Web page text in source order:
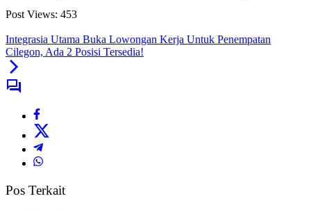
Post Views: 453
Integrasia Utama Buka Lowongan Kerja Untuk Penempatan
Cilegon, Ada 2 Posisi Tersedia!
Pos Terkait